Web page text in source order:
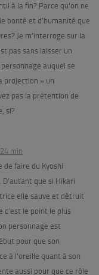
à la fin? Parce qu’on ne
bonté et d’humanité que
Je m’interroge sur la
pas sans laisser un
auquel se
projection » un
pas la prétention de
si?
min
de faire du Kyoshi
que si Hikari
elle sauve et détruit
c’est le point le plus
personnage est
pour que son
à l’oreille quant à son
aussi pour que ce rôle